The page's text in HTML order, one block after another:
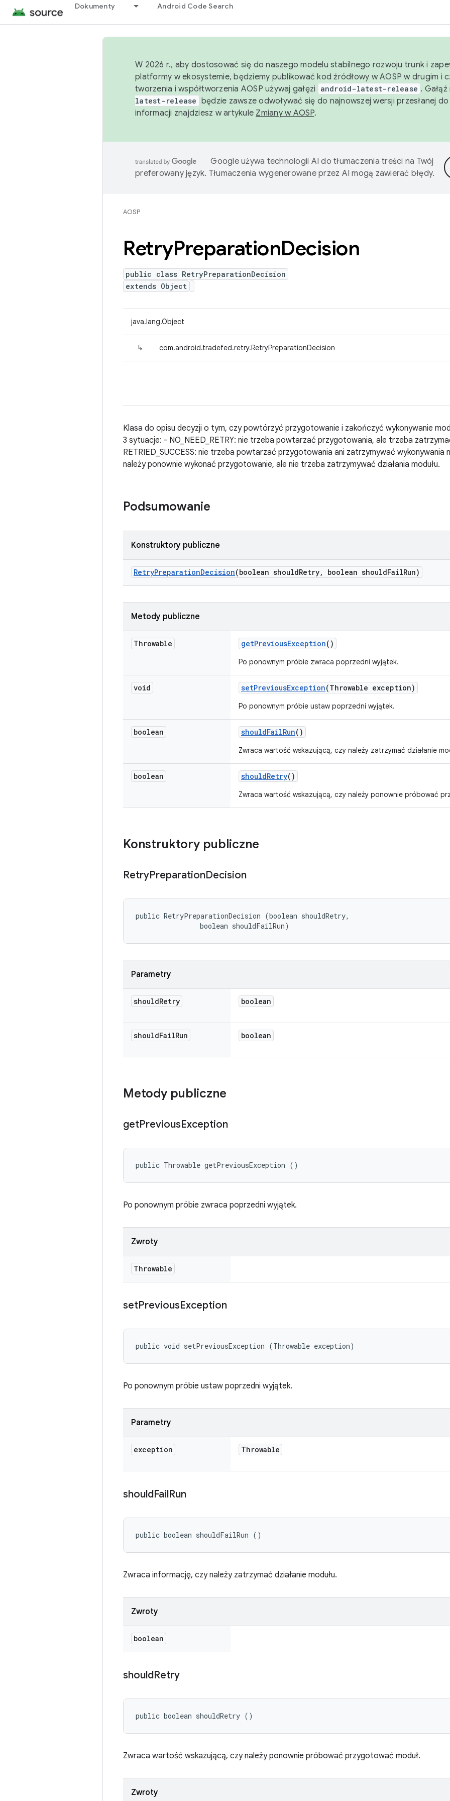
Dokumenty Android Code Search
W 2026 r., aby dostosować się do naszego modelu stabilnego rozwoju trunk i
platformy w ekosystemie, będziemy publikować kod źródłowy w AOSP w drugim i
tworzenia i współtworzenia AOSP używaj gałęzi
android-latest-release .
latest-release będzie zawsze odwoływać się do najnowszej wersji przesłanej do
informacji znajdziesz w artykule Zmiany w AOSP.
Google używa technologii AI do tłumaczenia treści na Twój
preferowany język. Tłumaczenia wygenerowane przez AI mogą zawierać błędy.
AOSP
RetryPreparationDecision
public class RetryPreparationDecision
extends Object
java.lang.Object
↳ com.android.tradefed.retry.RetryPreparationDecision
Klasa do opisu decyzji o tym, czy powtórzyć przygotowanie i zakończyć wykonywanie
3 sytuacje: - NO_NEED_RETRY: nie trzeba powtarzać przygotowania, ale trzeba
RETRIED_SUCCESS: nie trzeba powtarzać przygotowania ani zatrzymywać wykonywania
należy ponownie wykonać przygotowanie, ale nie trzeba zatrzymywać działania modułu.
Podsumowanie
Konstruktory publiczne
RetryPreparationDecision(boolean shouldRetry, boolean shouldFailRun)
Metody publiczne
Throwable getPreviousException()
Po ponownym próbie zwraca poprzedni wyjątek.
void setPreviousException(Throwable exception)
Po ponownym próbie ustaw poprzedni wyjątek.
boolean shouldFailRun()
Zwraca wartość wskazującą, czy należy zatrzymać działanie
boolean shouldRetry()
Zwraca wartość wskazującą, czy należy ponownie próbować
Konstruktory publiczne
RetryPreparationDecision
public RetryPreparationDecision (boolean shouldRetry,
                boolean shouldFailRun)
Parametry
shouldRetry boolean
shouldFailRun boolean
Metody publiczne
getPreviousException
public Throwable getPreviousException ()
Po ponownym próbie zwraca poprzedni wyjątek.
Zwroty
Throwable
setPreviousException
public void setPreviousException (Throwable exception)
Po ponownym próbie ustaw poprzedni wyjątek.
Parametry
exception Throwable
shouldFailRun
public boolean shouldFailRun ()
Zwraca informację, czy należy zatrzymać działanie modułu.
Zwroty
boolean
shouldRetry
public boolean shouldRetry ()
Zwraca wartość wskazującą, czy należy ponownie próbować przygotować moduł.
Zwroty